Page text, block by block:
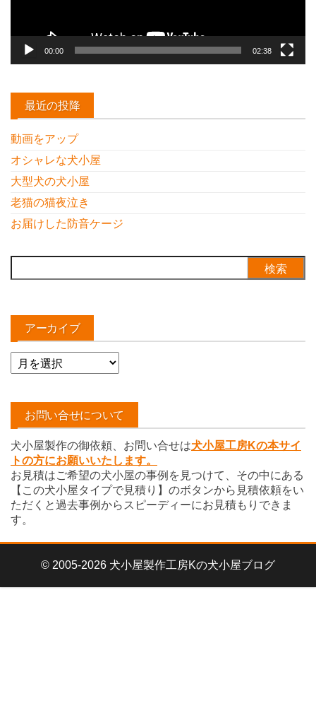
00:00 02:38
最近の投降
動画をアップ
オシャレな犬小屋
大型犬の犬小屋
老猫の猫夜泣き
お届けした防音ケージ
索:
アーカイブ
ア
ー
イ
お問い合せについて
犬小屋製作の御依頼、お問い合せは犬小屋工房Kの本サイ
トの方にお願いいたします。
お見積はご希望の犬小屋の事例を見つけて、その中にある
【この犬小屋タイプで見積り】のボタンから見積依頼をい
ただくと過去事例からスピーディーにお見積もりできま
す。
© 2005-2026 犬小屋製作工房Kの犬小屋ブログ